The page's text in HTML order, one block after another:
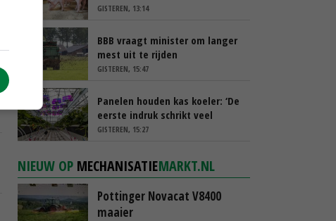
GISTEREN, 13:14
BBB vraagt minister om langer
mest uit te rijden
GISTEREN, 15:47
Panelen houden kas koeler: ‘De
eerste indruk schrikt veel
tuinders af’
GISTEREN, 15:27
NIEUW OP MECHANISATIEMARKT.NL
Pottinger Novacat V8400
maaier